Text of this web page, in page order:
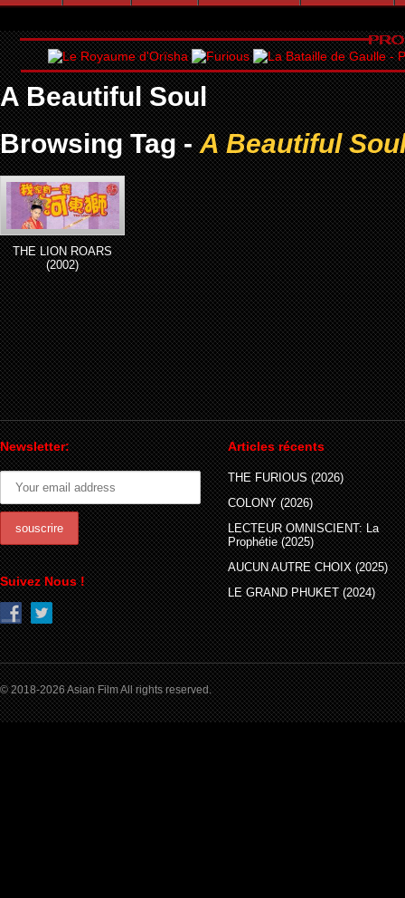
A Beautiful Soul
Browsing Tag -A Beautiful
THE LION ROARS
(2002)
Newsletter:
Suivez Nous !
Articles récents
THE FURIOUS (2026)
COLONY (2026)
LECTEUR OMNISCIENT: La
Prophétie (2025)
AUCUN AUTRE CHOIX (2025)
LE GRAND PHUKET (2024)
© 2018-2026 Asian Film All rights reserved.